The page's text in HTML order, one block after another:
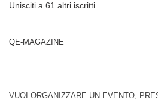
Unisciti a 61 altri iscritti
QE-MAGAZINE
VUOI ORGANIZZARE UN EVENTO,